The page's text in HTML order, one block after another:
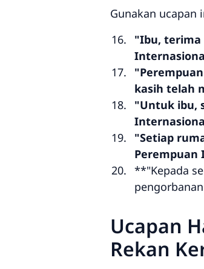
Gunakan ucapan
"Ibu, terima
kasih telah
"Untuk ibu,
"Setiap
Perempuan
**"Kepada
Ucapan
Rekan